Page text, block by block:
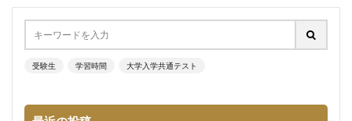
受験生 学習時間 大学入学共通テスト